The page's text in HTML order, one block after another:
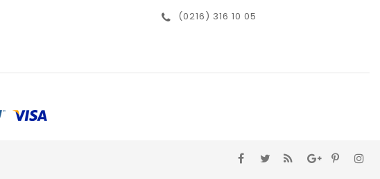
(0216) 316 10 05